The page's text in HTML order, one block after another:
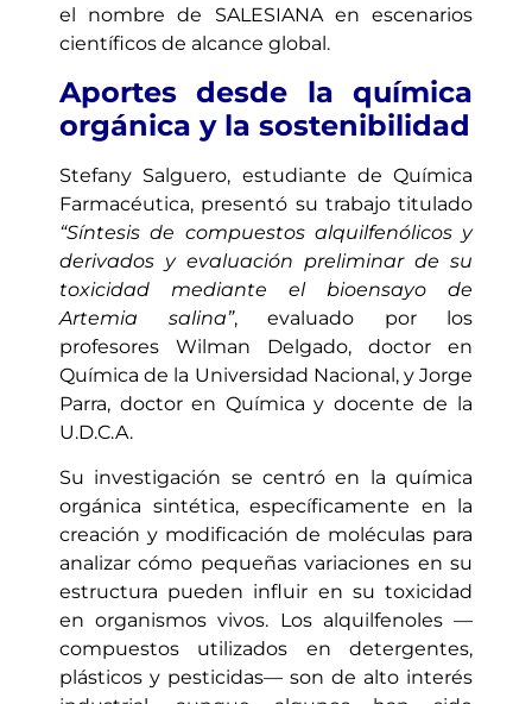
el nombre de SALESIANA en escenarios
científicos de alcance global.
Aportes desde la química
orgánica y la sostenibilidad
Stefany Salguero, estudiante de Química
Farmacéutica, presentó su trabajo titulado
“Síntesis de compuestos alquilfenólicos y
derivados y evaluación preliminar de su
toxicidad mediante el bioensayo de
Artemia salina”, evaluado por los
profesores Wilman Delgado, doctor en
Química de la Universidad Nacional, y Jorge
Parra, doctor en Química y docente de la
U.D.C.A.
Su investigación se centró en la química
orgánica sintética, específicamente en la
creación y modificación de moléculas para
analizar cómo pequeñas variaciones en su
estructura pueden influir en su toxicidad
en organismos vivos. Los alquilfenoles —
compuestos utilizados en detergentes,
plásticos y pesticidas— son de alto interés